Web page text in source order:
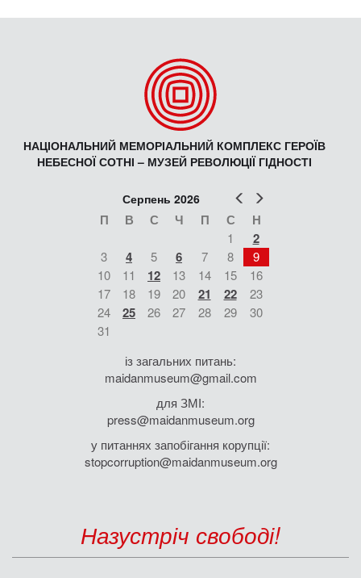
НАЦІОНАЛЬНИЙ МЕМОРІАЛЬНИЙ КОМПЛЕКС ГЕРОЇВ
НЕБЕСНОЇ СОТНІ – МУЗЕЙ РЕВОЛЮЦІЇ ГІДНОСТІ
Попер
Серпень 2026
П В С Ч П С Н
1 2
3 4 5 6 7 8
9
10
11 12 13 14 15
16
17
18 19 20 21 22
23
24
25 26 27 28 29
30
31
із загальних питань:
maidanmuseum@gmail.com
для ЗМІ:
press@maidanmuseum.org
у питаннях запобігання корупції:
stopcorruption@maidanmuseum.org
Назустріч свободі!